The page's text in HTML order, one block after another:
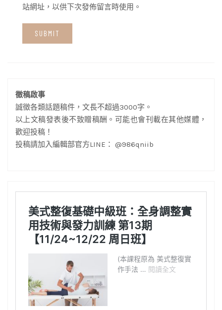
站網址，以供下次發佈留言時使用。
徵稿啟事
誠徵各類話題稿件，文長不超過3000字。
以上文稿發表後不致贈稿酬。可能也會刊載在其他媒體，
歡迎投稿！
投稿請加入編輯部官方LINE： @986qniib